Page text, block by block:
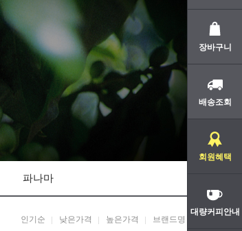
장바구니
배송조회
회원혜택
대량커피안내
파나마
인기순 낮은가격 높은가격 브랜드명